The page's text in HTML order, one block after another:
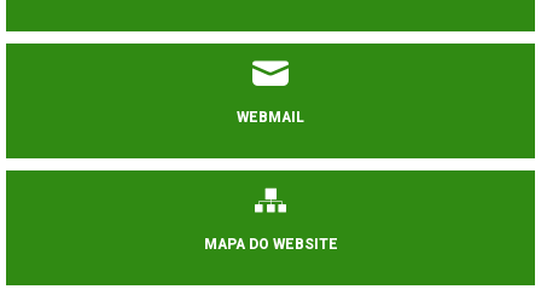
WEBMAIL
MAPA DO WEBSITE